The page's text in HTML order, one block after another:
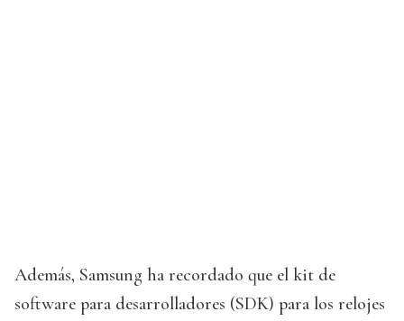
Además, Samsung ha recordado que el kit de
software para desarrolladores (SDK) para los relojes